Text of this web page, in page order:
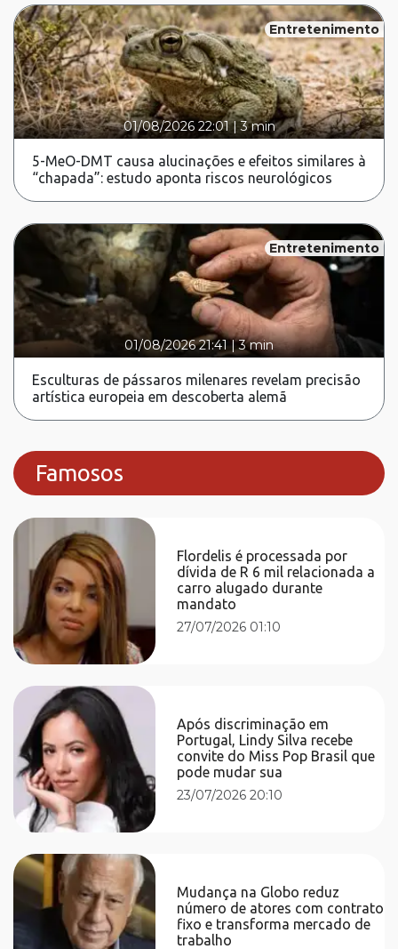
Entretenimento
01/08/2026 22:01|3 min
5-MeO-DMT causa alucinações e efeitos similares à
“chapada”: estudo aponta riscos neurológicos
Entretenimento
01/08/2026 21:41 |3 min
Esculturas de pássaros milenares revelam precisão
artística europeia em descoberta alemã
Famosos
Flordelis é processada por
dívida de R 6 mil relacionada a
carro alugado durante
mandato
27/07/2026 01:10
Após discriminação em
Portugal, Lindy Silva recebe
convite do Miss Pop Brasil que
pode mudar sua
23/07/2026 20:10
Mudança na Globo reduz
número de atores com contrato
fixo e transforma mercado de
trabalho